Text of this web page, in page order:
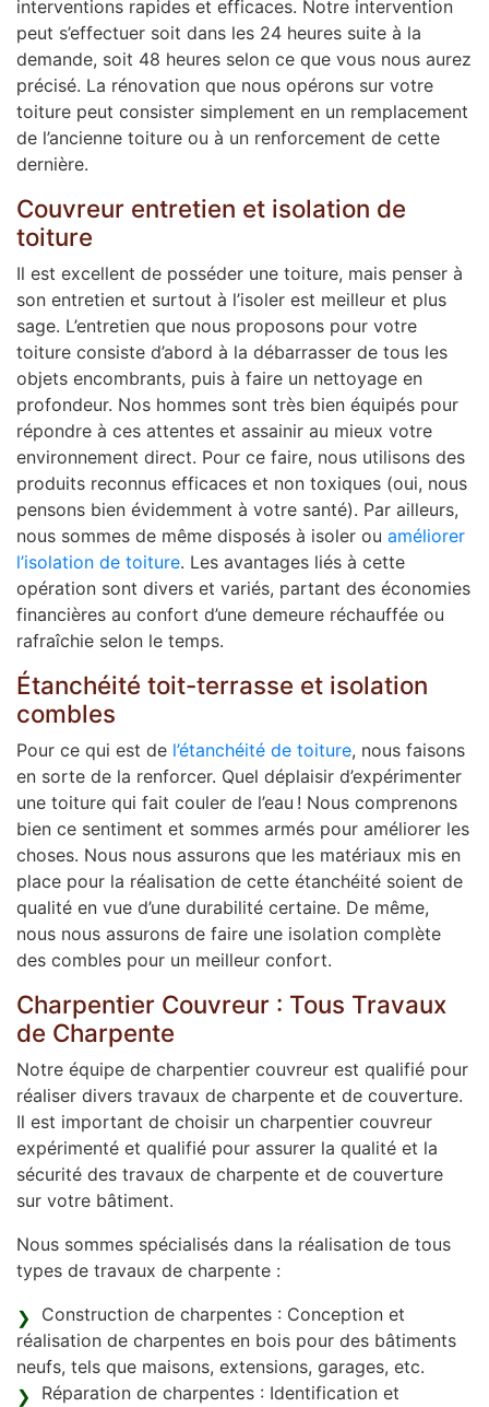
interventions rapides et efficaces. Notre intervention
peut s’effectuer soit dans les 24 heures suite à la
demande, soit 48 heures selon ce que vous nous aurez
précisé. La rénovation que nous opérons sur votre
toiture peut consister simplement en un remplacement
de l’ancienne toiture ou à un renforcement de cette
dernière.
Couvreur entretien et isolation de
toiture
Il est excellent de posséder une toiture, mais penser à
son entretien et surtout à l’isoler est meilleur et plus
sage. L’entretien que nous proposons pour votre
toiture consiste d’abord à la débarrasser de tous les
objets encombrants, puis à faire un nettoyage en
profondeur. Nos hommes sont très bien équipés pour
répondre à ces attentes et assainir au mieux votre
environnement direct. Pour ce faire, nous utilisons des
produits reconnus efficaces et non toxiques (oui, nous
pensons bien évidemment à votre santé). Par ailleurs,
nous sommes de même disposés à isoler ou améliorer
l’isolation de toiture. Les avantages liés à cette
opération sont divers et variés, partant des économies
financières au confort d’une demeure réchauffée ou
rafraîchie selon le temps.
Étanchéité toit-terrasse et isolation
combles
Pour ce qui est de l’étanchéité de toiture, nous faisons
en sorte de la renforcer. Quel déplaisir d’expérimenter
une toiture qui fait couler de l’eau ! Nous comprenons
bien ce sentiment et sommes armés pour améliorer les
choses. Nous nous assurons que les matériaux mis en
place pour la réalisation de cette étanchéité soient de
qualité en vue d’une durabilité certaine. De même,
nous nous assurons de faire une isolation complète
des combles pour un meilleur confort.
Charpentier Couvreur : Tous Travaux
de Charpente
Notre équipe de charpentier couvreur est qualifié pour
réaliser divers travaux de charpente et de couverture.
Il est important de choisir un charpentier couvreur
expérimenté et qualifié pour assurer la qualité et la
sécurité des travaux de charpente et de couverture
sur votre bâtiment.
Nous sommes spécialisés dans la réalisation de tous
types de travaux de charpente :
Construction de charpentes : Conception et
réalisation de charpentes en bois pour des bâtiments
neufs, tels que maisons, extensions, garages, etc.
Réparation de charpentes : Identification et